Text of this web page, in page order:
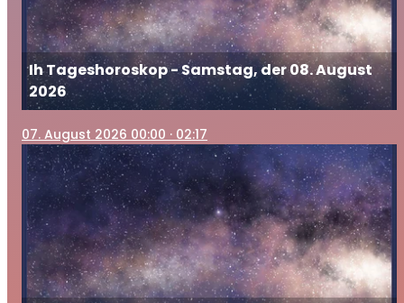
Ih Tageshoroskop - Samstag, der 08. August
2026
07. August 2026 00:00 · 02:17